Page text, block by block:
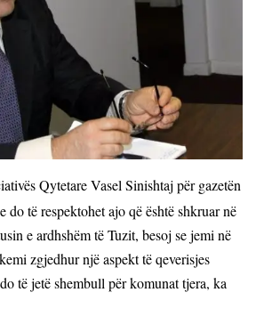
Qytetare Vasel Sinishtaj për gazetën
do të respektohet ajo që është shkruar në
e ardhshëm të Tuzit, besoj se jemi në
zgjedhur një aspekt të qeverisjes
të jetë shembull për komunat tjera, ka